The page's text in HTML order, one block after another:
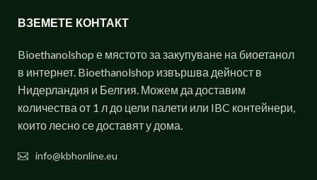
ВЗЕМЕТЕ КОНТАКТ
Bioethanolshop е мястото за закупуване на биоетанол
в интернет. Bioethanolshop извършва дейност в
Нидерландия и Белгия. Можем да доставим
количества от 1 л до цели палети или IBC контейнери,
които лесно се доставят у дома.
info@kbhonline.eu